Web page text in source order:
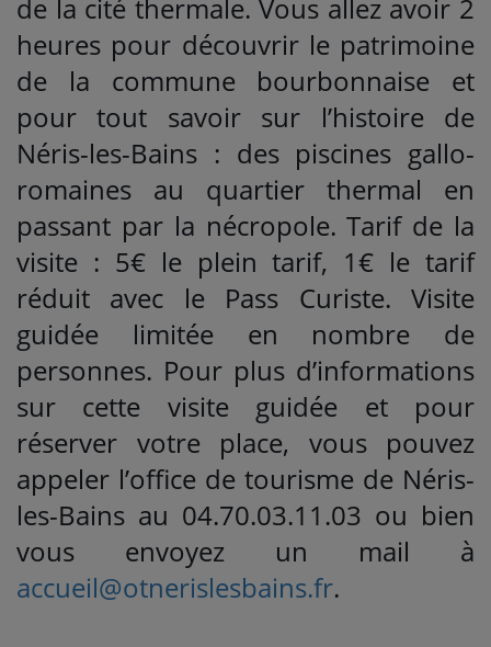
de la cité thermale. Vous allez avoir 2
heures pour découvrir le patrimoine
de la commune bourbonnaise et
pour tout savoir sur l’histoire de
Néris-les-Bains : des piscines gallo-
romaines au quartier thermal en
passant par la nécropole. Tarif de la
visite : 5€ le plein tarif, 1€ le tarif
réduit avec le Pass Curiste. Visite
guidée limitée en nombre de
personnes. Pour plus d’informations
sur cette visite guidée et pour
réserver votre place, vous pouvez
appeler l’office de tourisme de Néris-
les-Bains au 04.70.03.11.03 ou bien
vous envoyez un mail à
accueil@otnerislesbains.fr.